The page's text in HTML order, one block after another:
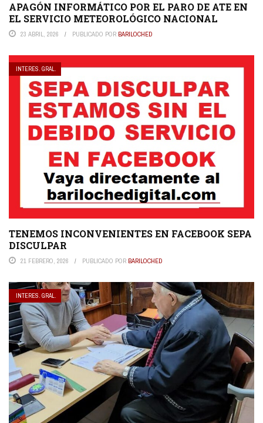
APAGÓN INFORMÁTICO POR EL PARO DE ATE EN
EL SERVICIO METEOROLÓGICO NACIONAL
23 ABRIL, 2026 PUBLICADO POR BARILOCHED
INTERES. GRAL.
TENEMOS INCONVENIENTES EN FACEBOOK SEPA
DISCULPAR
21 FEBRERO, 2026 PUBLICADO POR BARILOCHED
INTERES. GRAL.